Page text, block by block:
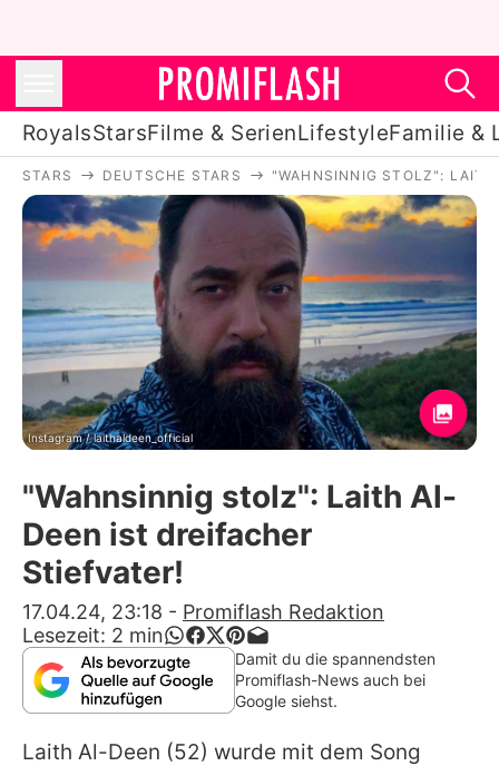
RoyalsStarsFilme & SerienLifestyleFamilie &
Royals
Filme & Serien
Lifestyle
Familie & Liebe
Promiflash Exklusiv
Alle Themen auf Promiflash
App runterladen
Team
Redaktionelle Richtlinien
Impressum
STARS DEUTSCHE STARS "WAHNSINNIG STOLZ": LAITH
Instagram / laithaldeen_official
"Wahnsinnig stolz": Laith Al-
Deen ist dreifacher
Stiefvater!
17.04.24, 23:18 - Promiflash Redaktion
Lesezeit: 2 min
Damit du die spannendsten
Promiflash-News auch bei
Google siehst.
Laith Al-Deen (52) wurde mit dem Song